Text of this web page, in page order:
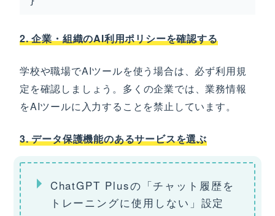
2. 企業・組織のAI利用ポリシーを確認する
学校や職場でAIツールを使う場合は、必ず利用規
定を確認しましょう。多くの企業では、業務情報
をAIツールに入力することを禁止しています。
3. データ保護機能のあるサービスを選ぶ
ChatGPT Plusの「チャット履歴を
トレーニングに使用しない」設定